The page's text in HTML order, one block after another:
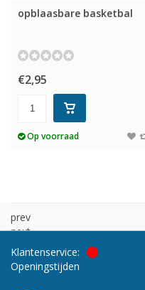
opblaasbare basketbal
€2,95
Op voorraad
prev
next
Klantenservice:
Openingstijden